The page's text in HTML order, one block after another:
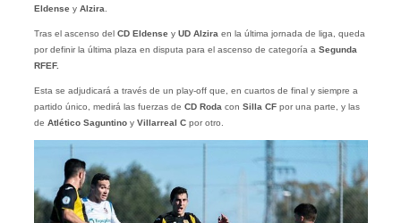
Eldense y Alzira.
Tras el ascenso del CD Eldense yUD Alziraen la última jornada de liga, queda
por definir la última plaza en disputa para el ascenso de categoría a Segunda
RFEF.
Esta se adjudicará a través de un play-off que, en cuartos de final y siempre a
partido único, medirá las fuerzas de CD Roda con Silla CF por una parte, y las
de Atlético Saguntinoy Villarreal C por otro.